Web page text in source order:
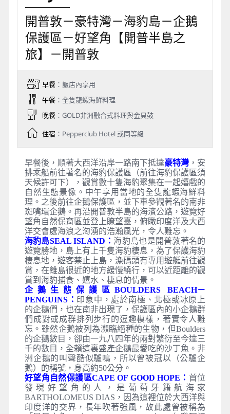
開普敦－豪特灣－海豹島－企鵝
保護區－好望角【開普半島之
旅】－開普敦
早餐：飯店內享用
午餐：全隻龍蝦海鮮料理
晚餐：GOLD非洲融合式料理與金貝鼓
住宿：Pepperclub Hotel 或同等級
早餐後，順著大西洋沿岸一路南下抵達豪特灣 ，安
排乘船前往著名的海豹保護區（前往海豹保護區須
天候許可下），觀賞數十隻海豹聚集在一起嬉戲的
自然生態景像。中午享用當地的全隻龍蝦海鮮料
理。之後前往企鵝保護區，並下車參觀著名的南非
斑嘴環企鵝。再沿開普敦半島的海濱公路，遊覽好
望角自然保育區並登上瞭望臺，俯瞰印度洋及大西
洋交會處海浪之洶湧的浩瀚風光，令人難忘。
海豹島SEAL ISLAND： 海豹島也是開普敦著名的
遊覽勝地，島上有上千隻海豹棲息，為了保護海豹
棲息地，遊客禁止上島，漁碼頭有專用遊艇前往觀
賞，在離島很近的地方緩慢繞行，可以近距離的觀
賞到海豹捕食、嬉水、棲息的情景。
企鵝生態保護區BOULDERS BEACH－
PENGUINS： 印象中，處於南極、北極或冰原上
的企鵝們，也在南非出現了，保護區內的小企鵝群
們成對或成群排列步行的逗趣模樣，著實令人難
忘。雖然企鵝被列為瀕臨絕種的生物，但Boulders
的企鵝數目，卻由一九八四年的兩對繁衍至今達三
千的數目，全賴這裏盛產企鵝最愛吃的沙丁魚。非
洲企鵝的叫聲酷似驢鳴，所以曾被冠以（公驢企
鵝）的稱號，身高約50公分。
好望角自然保護區CAPE OF GOOD HOPE： 首位
發現好望角的人，是葡萄牙籍航海家
BARTHOLOMEUS DIAS，因為這裡位於大西洋與
印度洋的交界，長年吹著強風，故此處曾被稱為